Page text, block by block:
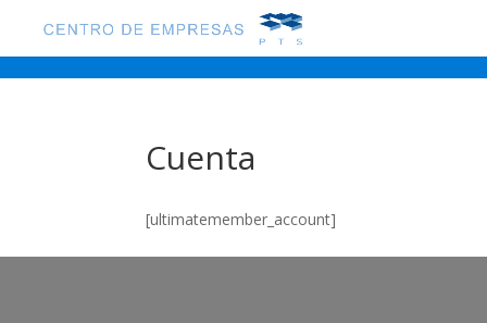
Cuenta
[ultimatemember_account]